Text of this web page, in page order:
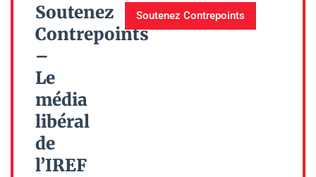
Soutenez
Contrepoints
–
Le
média
libéral
de
l’IREF
Soutenez Contrepoints